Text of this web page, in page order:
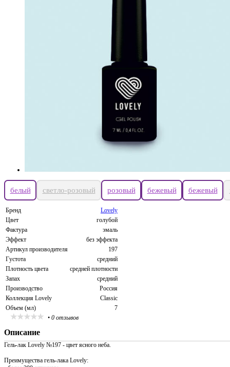
белый светло-розовый розовый бежевый бежевый
Бренд
Lovely
Цвет
голубой
Фактура
эмаль
Эффект
без эффекта
Артикул производителя
197
Густота
средний
Плотность цвета
средней плотности
Запах
средний
Производство
Россия
Коллекция Lovely
Classic
Объем (мл)
7
• 0 отзывов
Описание
Гель-лак Lovely №197 - цвет ясного неба.
Преимущества гель-лака Lovely: